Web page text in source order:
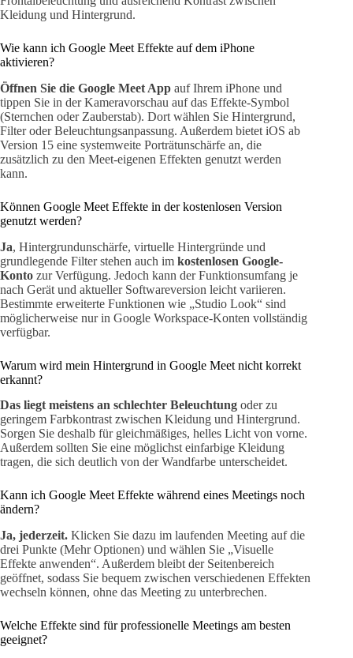
Kleidung und Hintergrund.
Wie kann ich Google Meet Effekte auf dem iPhone
aktivieren?
Öffnen Sie die Google Meet App auf Ihrem iPhone und
tippen Sie in der Kameravorschau auf das Effekte-Symbol
(Sternchen oder Zauberstab). Dort wählen Sie Hintergrund,
Filter oder Beleuchtungsanpassung. Außerdem bietet iOS ab
Version 15 eine systemweite Porträtunschärfe an, die
zusätzlich zu den Meet-eigenen Effekten genutzt werden
kann.
Können Google Meet Effekte in der kostenlosen Version
genutzt werden?
Ja, Hintergrundunschärfe, virtuelle Hintergründe und
grundlegende Filter stehen auch im kostenlosen Google-
Konto zur Verfügung. Jedoch kann der Funktionsumfang je
nach Gerät und aktueller Softwareversion leicht variieren.
Bestimmte erweiterte Funktionen wie „Studio Look“ sind
möglicherweise nur in Google Workspace-Konten vollständig
verfügbar.
Warum wird mein Hintergrund in Google Meet nicht korrekt
erkannt?
Das liegt meistens an schlechter Beleuchtung oder zu
geringem Farbkontrast zwischen Kleidung und Hintergrund.
Sorgen Sie deshalb für gleichmäßiges, helles Licht von vorne.
Außerdem sollten Sie eine möglichst einfarbige Kleidung
tragen, die sich deutlich von der Wandfarbe unterscheidet.
Kann ich Google Meet Effekte während eines Meetings noch
ändern?
Ja, jederzeit. Klicken Sie dazu im laufenden Meeting auf die
drei Punkte (Mehr Optionen) und wählen Sie „Visuelle
Effekte anwenden“. Außerdem bleibt der Seitenbereich
geöffnet, sodass Sie bequem zwischen verschiedenen Effekten
wechseln können, ohne das Meeting zu unterbrechen.
Welche Effekte sind für professionelle Meetings am besten
geeignet?